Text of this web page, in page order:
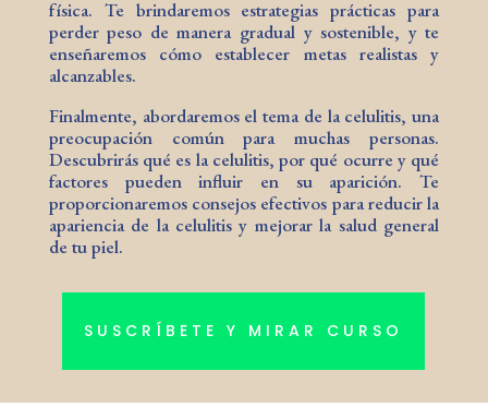
física. Te brindaremos estrategias prácticas para
perder peso de manera gradual y sostenible, y te
enseñaremos cómo establecer metas realistas y
alcanzables.
Finalmente, abordaremos el tema de la celulitis, una
preocupación común para muchas personas.
Descubrirás qué es la celulitis, por qué ocurre y qué
factores pueden influir en su aparición. Te
proporcionaremos consejos efectivos para reducir la
apariencia de la celulitis y mejorar la salud general
de tu piel.
SUSCRÍBETE Y MIRAR CURSO